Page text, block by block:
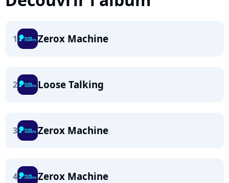
1 Zerox Machine
2 Loose Talking
3 Zerox Machine
4 Zerox Machine